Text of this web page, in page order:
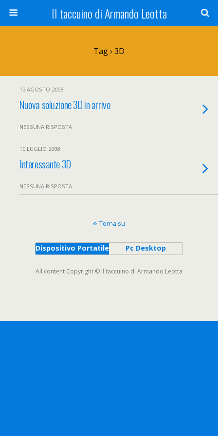
Il taccuino di Armando Leotta
Tag › 3D
13 AGOSTO 2008
Nuova soluzione 3D in arrivo
NESSUNA RISPOSTA
10 LUGLIO 2008
Interessante 3D
NESSUNA RISPOSTA
Torna su
Dispositivo Portatile Pc Desktop
All content Copyright © Il taccuino di Armando Leotta